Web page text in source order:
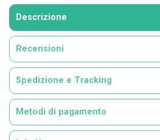
Descrizione
Recensioni
Spedizione e Tracking
Metodi di pagamento